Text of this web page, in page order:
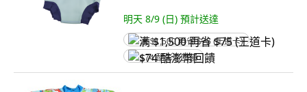
明天 8/9 (日) 預計送達
满 $1,500 再省 $75 (王道卡)
$74 酷澎幣回饋